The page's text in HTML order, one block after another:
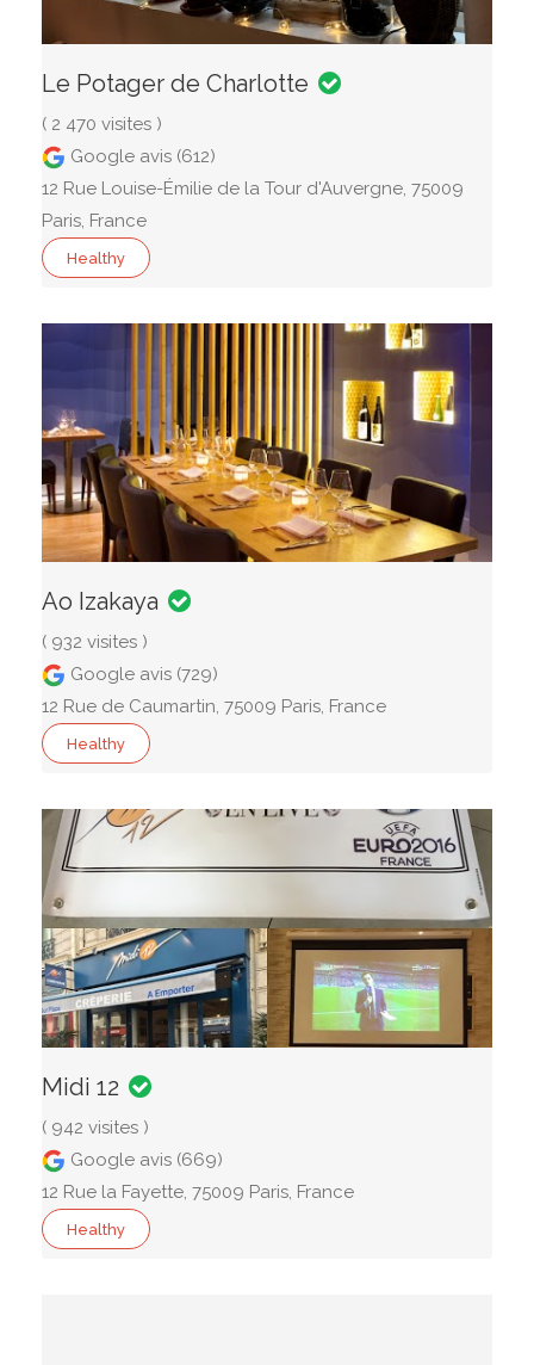
Le Potager de Charlotte
( 2 470 visites )
Google avis (612)
12 Rue Louise-Émilie de la Tour d'Auvergne, 75009
Paris, France
Healthy
Ao Izakaya
( 932 visites )
Google avis (729)
12 Rue de Caumartin, 75009 Paris, France
Healthy
Midi 12
( 942 visites )
Google avis (669)
12 Rue la Fayette, 75009 Paris, France
Healthy